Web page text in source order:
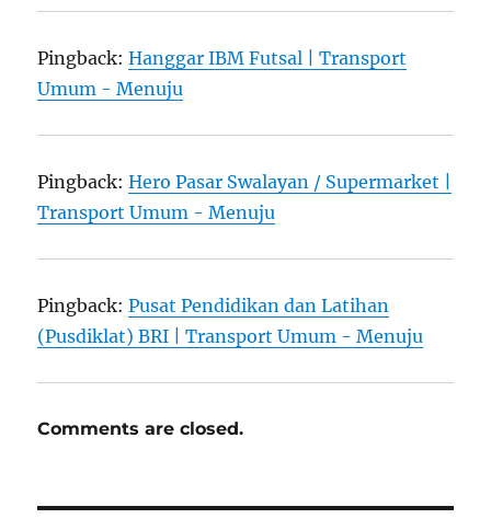
Pingback:Hanggar IBM Futsal | Transport
Umum - Menuju
Pingback:Hero Pasar Swalayan / Supermarket |
Transport Umum - Menuju
Pingback:Pusat Pendidikan dan Latihan
(Pusdiklat) BRI | Transport Umum - Menuju
Comments are closed.